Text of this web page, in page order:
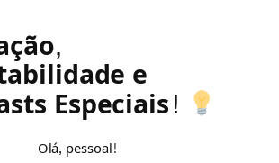
e
Especiais!
Olá, pessoal!